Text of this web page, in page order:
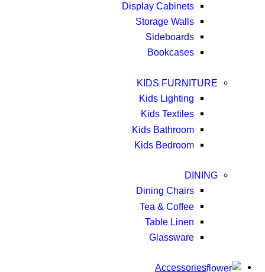
Display Cabinets
Storage Walls
Sideboards
Bookcases
KIDS FURNITURE
Kids Lighting
Kids Textiles
Kids Bathroom
Kids Bedroom
DINING
Dining Chairs
Tea & Coffee
Table Linen
Glassware
Accessories